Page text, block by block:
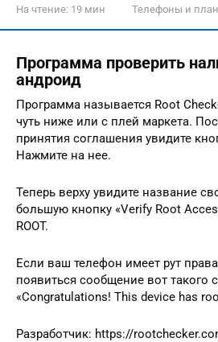
На чтение: 19 мин Телефоны и
Программа проверить
андроид
Программа называется Root
чуть ниже или с плей маркета.
принятия соглашения увидите
Нажмите на нее.
Теперь верху увидите название
большую кнопку «Verify Root
ROOT.
Если ваш телефон имеет рут
появиться сообщение вот такого
«Congratulations! This device has
Разработчик: https://